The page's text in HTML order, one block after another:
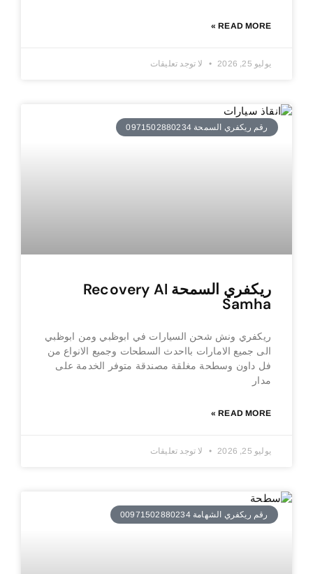
READ MORE »
يوليو 25, 2026 لا توجد تعليقات
رقم ريكفري السمحة 0971502880234
ريكفري السمحة Recovery Al
Samha
ريكفري ونش شحن السيارات في ابوظبي ومن ابوظبي
الى جميع الامارات بااحدث السطحات وجميع الانواع من
فل داون وسطحة مغلقة مصندقة متوفر الخدمة على
مدار
READ MORE »
يوليو 25, 2026 لا توجد تعليقات
رقم ريكفري الشهامة 00971502880234